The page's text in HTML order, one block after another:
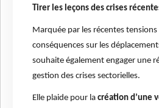
Tirer les leçons des crises
Marquée par les récentes
conséquences sur les
souhaite également engager une
gestion des crises sectorielles.
Elle plaide pour la création d’une